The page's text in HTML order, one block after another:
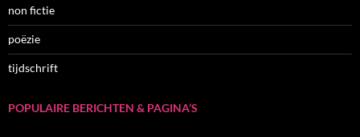
non fictie
poëzie
tijdschrift
POPULAIRE BERICHTEN & PAGINA’S